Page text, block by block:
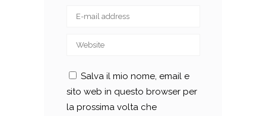
Salva il mio nome, email e
sito web in questo browser per
la prossima volta che